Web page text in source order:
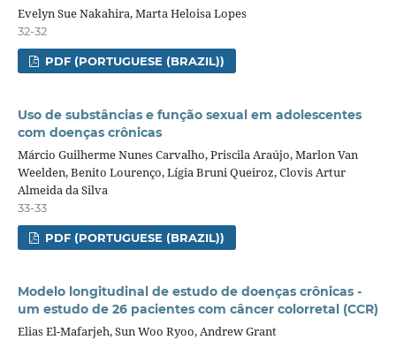
Evelyn Sue Nakahira, Marta Heloisa Lopes
32-32
PDF (PORTUGUESE (BRAZIL))
Uso de substâncias e função sexual em adolescentes
com doenças crônicas
Márcio Guilherme Nunes Carvalho, Priscila Araújo, Marlon Van
Weelden, Benito Lourenço, Lígia Bruni Queiroz, Clovis Artur
Almeida da Silva
33-33
PDF (PORTUGUESE (BRAZIL))
Modelo longitudinal de estudo de doenças crônicas -
um estudo de 26 pacientes com câncer colorretal (CCR)
Elias El-Mafarjeh, Sun Woo Ryoo, Andrew Grant